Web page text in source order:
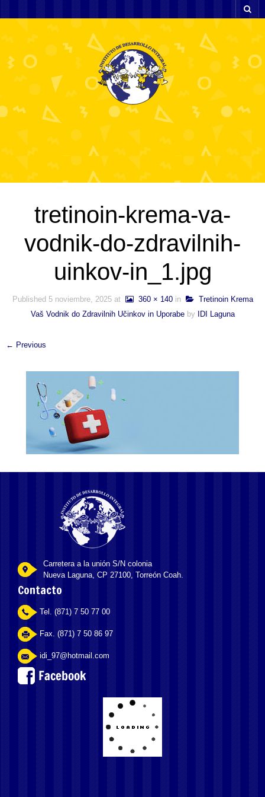
tretinoin-krema-va-
vodnik-do-zdravilnih-
uinkov-in_1.jpg
Published 5 noviembre, 2025at 360 × 140in
Tretinoin Krema
Vaš Vodnik do Zdravilnih Učinkov in Uporabeby IDI Laguna
← Previous
Carretera a la unión S/N colonia
Nueva Laguna, CP 27100, Torreón Coah.
Contacto
Tel. (871) 7 50 77 00
Fax. (871) 7 50 86 97
idi_97@hotmail.com